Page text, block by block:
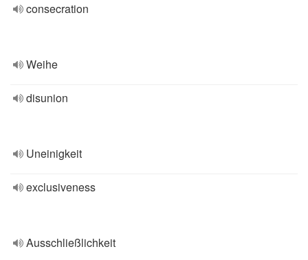
consecration
Weihe
disunion
Uneinigkeit
exclusiveness
Ausschließlichkeit